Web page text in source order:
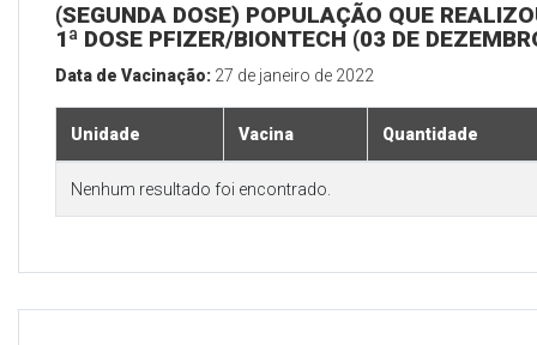
(SEGUNDA DOSE) POPULAÇÃO QUE
1ª DOSE PFIZER/BIONTECH (03 DE
Data de Vacinação: 27 de janeiro de 2022
Unidade Vacina Quantidade
Nenhum resultado foi encontrado.